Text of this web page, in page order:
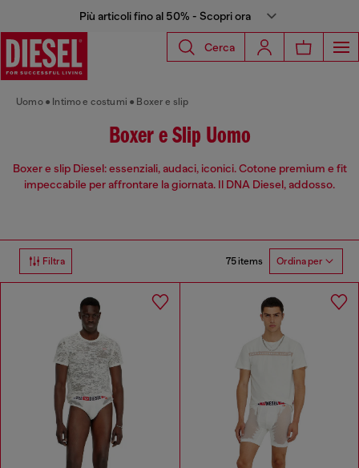
Più articoli fino al 50% - Scopri ora
Cerca
Uomo Intimo e costumi Boxer e slip
Boxer e Slip Uomo
Boxer e slip Diesel: essenziali, audaci, iconici. Cotone premium e fit
impeccabile per affrontare la giornata. Il DNA Diesel, addosso.
Filtra 75 items Ordina per